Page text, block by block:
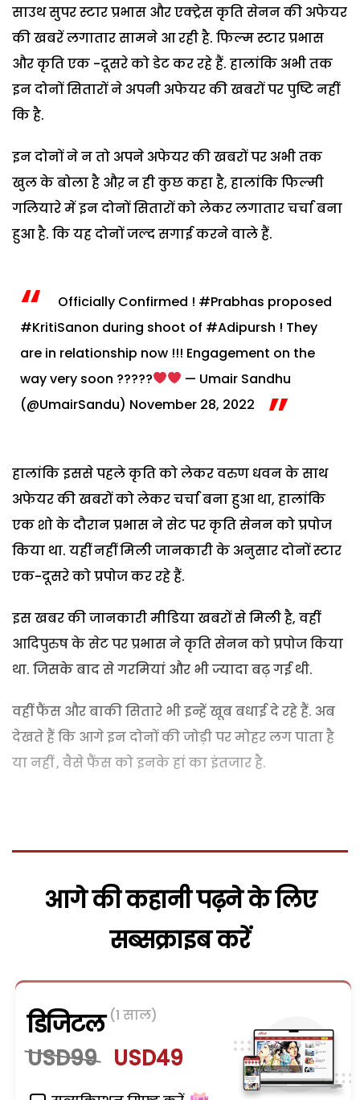
साउथ सुपर स्टार प्रभास और एक्ट्रेस कृति सेनन की अफेयर
की खबरें लगातार सामने आ रही है. फिल्म स्टार प्रभास
और कृति एक -दूसरे को डेट कर रहे हैं. हालांकि अभी तक
इन दोनों सितारों ने अपनी अफेयर की खबरों पर पुष्टि नहीं
कि है.
इन दोनों ने न तो अपने अफेयर की खबरों पर अभी तक
खुल के बोला है औऱ न ही कुछ कहा है, हालांकि फिल्मी
गलियारे में इन दोनों सितारों को लेकर लगातार चर्चा बना
हुआ है. कि यह दोनों जल्द सगाई करने वाले हैं.
Officially Confirmed ! #Prabhas proposed
#KritiSanon during shoot of #Adipursh ! They
are in relationship now !!! Engagement on the
way very soon ?????
— Umair Sandhu
(@UmairSandu) November 28, 2022
हालांकि इससे पहले कृति को लेकर वरुण धवन के साथ
अफेयर की खबरों को लेकर चर्चा बना हुआ था, हालांकि
एक शो के दौरान प्रभास ने सेट पर कृति सेनन को प्रपोज
किया था. यहीं नहीं मिली जानकारी के अनुसार दोनों स्टार
एक-दूसरे को प्रपोज कर रहे हैं.
इस खबर की जानकारी मीडिया खबरों से मिली है, वहीं
आदिपुरुष के सेट पर प्रभास ने कृति सेनन को प्रपोज किया
था. जिसके बाद से गरमियां और भी ज्यादा बढ़ गई थी.
वहीं फैंस और बाकी सितारे भी इन्हें खूब बधाई दे रहे हैं. अब
देखते हैं कि आगे इन दोनों की जोड़ी पर मोहर लग पाता है
या नहीं , वैसे फैंस को इनके हां का इंतजार है.
आगे की कहानी पढ़ने के लिए
सब्सक्राइब करें
डिजिटल (1 साल)
USD99 USD49